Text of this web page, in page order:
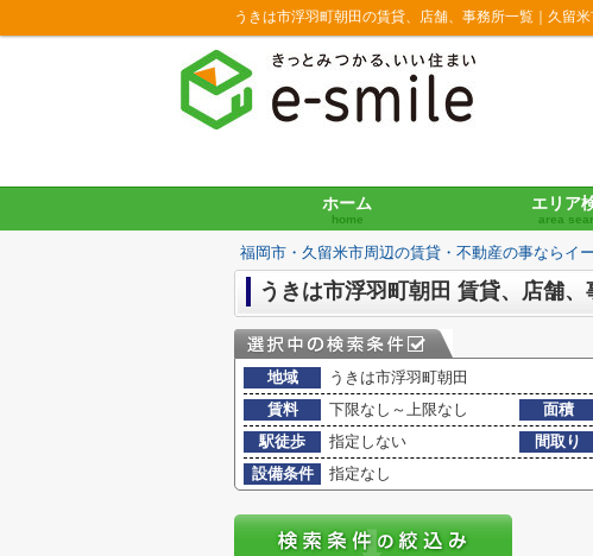
うきは市浮羽町朝田の賃貸、店舗、事務所一覧｜久留
ホーム
home
エリア
area
福岡市・久留米市周辺の賃貸・不動産の事ならイ
うきは市浮羽町朝田 賃貸、店舗、
地域
うきは市浮羽町朝田
賃料
下限なし～上限なし 面積
駅徒歩
指定しない 間取り
設備条件
指定なし